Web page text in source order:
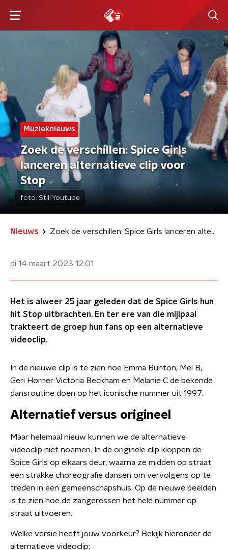
Muzieknieuws
Zoek de verschillen: Spice Girls
lanceren alternatieve clip voor
Stop
foto: Still Youtube
Nieuws Zoek de verschillen: Spice Girls lanceren alternatieve clip voor Stop
di 14 maart 2023 12:01
Het is alweer 25 jaar geleden dat de Spice Girls hun
hit Stop uitbrachten. En ter ere van die mijlpaal
trakteert de groep hun fans op een alternatieve
videoclip.
In de nieuwe clip is te zien hoe Emma Bunton, Mel B,
Geri Horner Victoria Beckham en Melanie C de bekende
dansroutine doen op het iconische nummer uit 1997.
Alternatief versus origineel
Maar helemaal nieuw kunnen we de alternatieve
videoclip niet noemen. In de originele clip kloppen de
Spice Girls op elkaars deur, waarna ze midden op straat
een strakke choreografie dansen om vervolgens op te
treden in een gemeenschapshuis. Op de nieuwe beelden
is te zien hoe de zangeressen het hele nummer op
straat uitvoeren.
Welke versie heeft jouw voorkeur? Bekijk hieronder de
alternatieve videoclip: